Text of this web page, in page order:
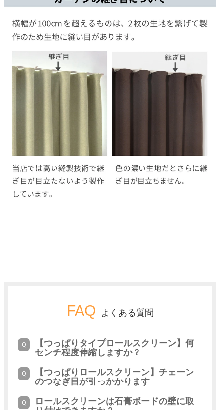
FAQ よくある質問
【つっぱりタイプロールスクリーン】何
センチ程度伸縮しますか？
【つっぱりロールスクリーン】チェーン
のつなぎ目が引っかかります
ロールスクリーンは石膏ボードの壁に取